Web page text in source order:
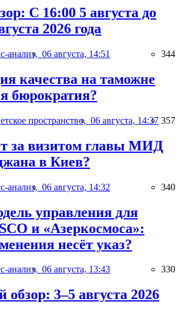
С 16:00 5 августа до
2026 года
анализ, 06 августа, 14:51 344
качества на таможне
бюрократия?
пространство, 06 августа, 14:37 357
за визитом главы МИД
в Киев?
анализ, 06 августа, 14:32 340
управления для
и «Азеркосмоса»:
несёт указ?
анализ, 06 августа, 13:43 330
обзор: 3–5 августа 2026